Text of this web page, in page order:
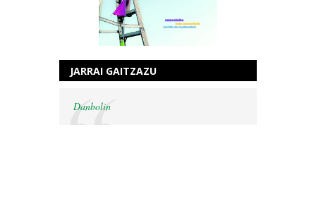
JARRAI GAITZAZU
Danbolin